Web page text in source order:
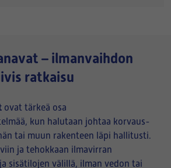
– ilmanvaihdon
ratkaisu
ovat tärkeä osa
kun halutaan johtaa korvaus-
tai muun rakenteen läpi hallitusti.
ja tehokkaan ilmavirran
sisätilojen välillä, ilman vedon tai